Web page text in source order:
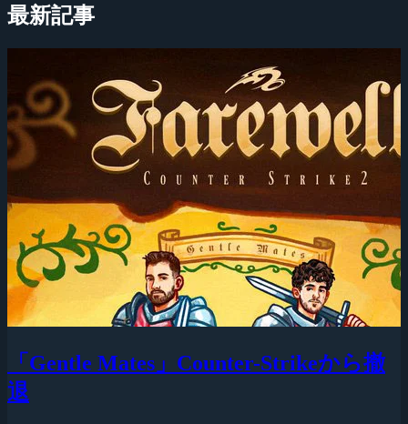
最新記事
「Gentle Mates」Counter-Strikeから撤
退